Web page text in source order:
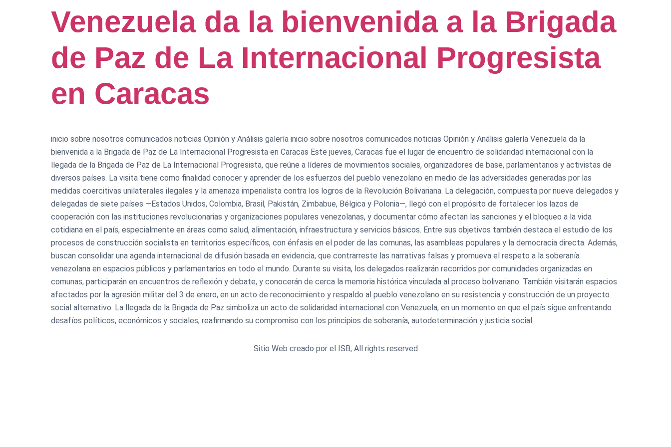
Venezuela da la bienvenida a la Brigada
de Paz de La Internacional Progresista
en Caracas
inicio sobre nosotros comunicados noticias Opinión y Análisis galería inicio sobre nosotros comunicados noticias Opinión y Análisis galería Venezuela da la
bienvenida a la Brigada de Paz de La Internacional Progresista en Caracas Este jueves, Caracas fue el lugar de encuentro de solidaridad internacional con la
llegada de la Brigada de Paz de La Internacional Progresista, que reúne a líderes de movimientos sociales, organizadores de base, parlamentarios y activistas de
diversos países. La visita tiene como finalidad conocer y aprender de los esfuerzos del pueblo venezolano en medio de las adversidades generadas por las
medidas coercitivas unilaterales ilegales y la amenaza imperialista contra los logros de la Revolución Bolivariana. La delegación, compuesta por nueve delegados y
delegadas de siete países —Estados Unidos, Colombia, Brasil, Pakistán, Zimbabue, Bélgica y Polonia—, llegó con el propósito de fortalecer los lazos de
cooperación con las instituciones revolucionarias y organizaciones populares venezolanas, y documentar cómo afectan las sanciones y el bloqueo a la vida
cotidiana en el país, especialmente en áreas como salud, alimentación, infraestructura y servicios básicos. Entre sus objetivos también destaca el estudio de los
procesos de construcción socialista en territorios específicos, con énfasis en el poder de las comunas, las asambleas populares y la democracia directa. Además,
buscan consolidar una agenda internacional de difusión basada en evidencia, que contrarreste las narrativas falsas y promueva el respeto a la soberanía
venezolana en espacios públicos y parlamentarios en todo el mundo. Durante su visita, los delegados realizarán recorridos por comunidades organizadas en
comunas, participarán en encuentros de reflexión y debate, y conocerán de cerca la memoria histórica vinculada al proceso bolivariano. También visitarán espacios
afectados por la agresión militar del 3 de enero, en un acto de reconocimiento y respaldo al pueblo venezolano en su resistencia y construcción de un proyecto
social alternativo. La llegada de la Brigada de Paz simboliza un acto de solidaridad internacional con Venezuela, en un momento en que el país sigue enfrentando
desafíos políticos, económicos y sociales, reafirmando su compromiso con los principios de soberanía, autodeterminación y justicia social.
Sitio Web creado por el ISB, All rights reserved